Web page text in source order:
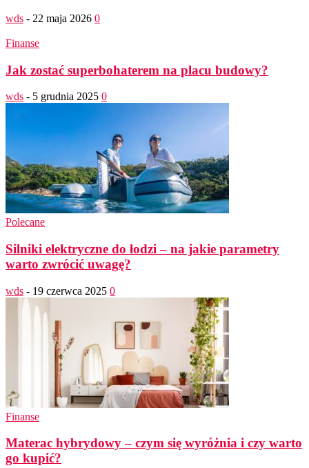
wds - 22 maja 2026 0
Finanse
Jak zostać superbohaterem na placu budowy?
wds - 5 grudnia 2025 0
Polecane
Silniki elektryczne do łodzi – na jakie parametry
warto zwrócić uwagę?
wds - 19 czerwca 2025 0
Finanse
Materac hybrydowy – czym się wyróżnia i czy warto
go kupić?